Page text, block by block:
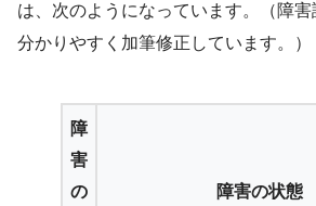
は、次のようになっています。（障害
分かりやすく加筆修正しています。）
障
害
の
障害の状態